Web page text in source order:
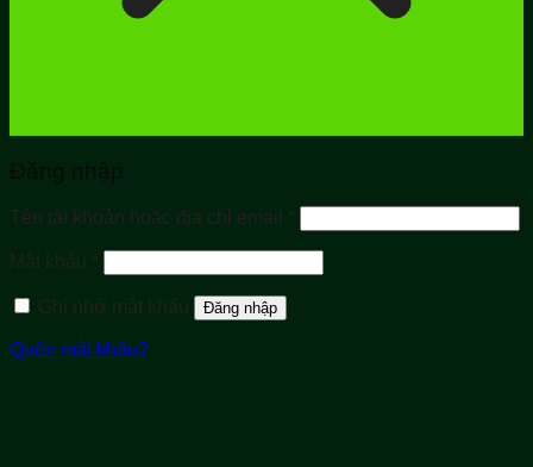
Đăng nhập
Tên tài khoản hoặc địa chỉ email *
buộc
Mật khẩu *
buộc
Ghi nhớ mật khẩu
Đăng nhập
Quên mật khẩu?